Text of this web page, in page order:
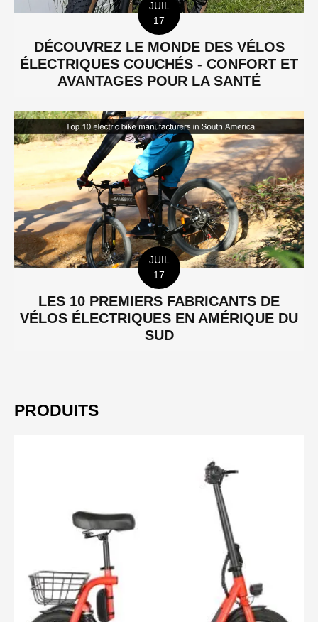
JUIL
17
DÉCOUVREZ LE MONDE DES VÉLOS
ÉLECTRIQUES COUCHÉS - CONFORT ET
AVANTAGES POUR LA SANTÉ
JUIL
17
LES 10 PREMIERS FABRICANTS DE
VÉLOS ÉLECTRIQUES EN AMÉRIQUE DU
SUD
PRODUITS